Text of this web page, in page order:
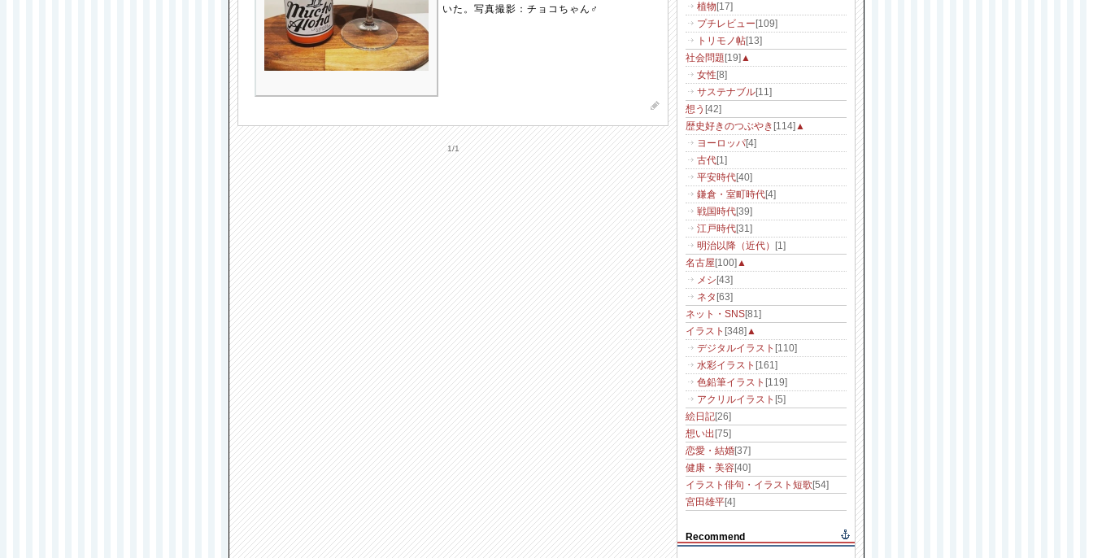
いた。写真撮影：チョコちゃん♂
1/1
植物 [17]
プチレビュー [109]
トリモノ帖[13]
社会問題 [19] ▲
女性 [8]
サステナブル[11]
想う [42]
歴史好きのつぶやき [114] ▲
ヨーロッパ[4]
古代[1]
平安時代[40]
鎌倉・室町時代[4]
戦国時代[39]
江戸時代[31]
明治以降（近代）
[1]
名古屋 [100] ▲
メシ [43]
ネタ [63]
ネット・SNS[81]
イラスト [348] ▲
デジタルイラスト [110]
水彩イラスト [161]
色鉛筆イラスト [119]
アクリルイラスト [5]
絵日記[26]
想い出 [75]
恋愛・結婚[37]
健康・美容[40]
イラスト俳句・イラスト短歌 [54]
宮田雄平[4]
Recommend